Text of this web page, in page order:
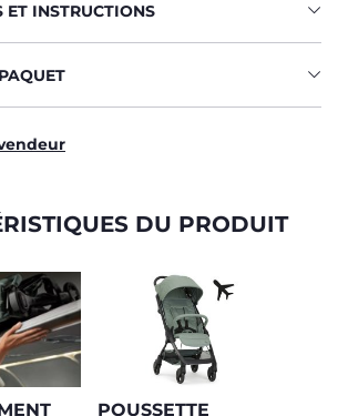
ET INSTRUCTIONS
DU PRODUIT
POUSSETTE